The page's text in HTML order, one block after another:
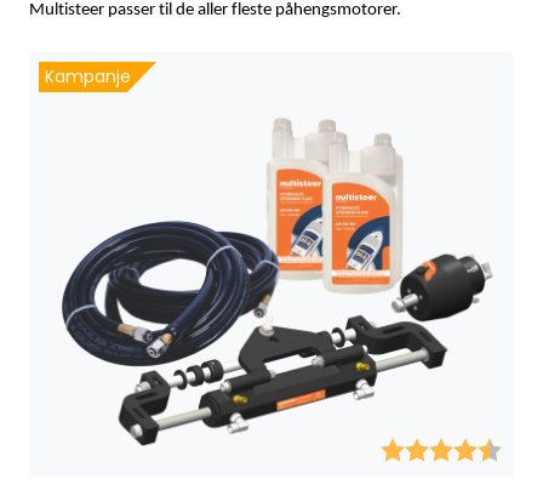
Multisteer passer til de aller fleste påhengsmotorer.
Kampanje
Karakter: